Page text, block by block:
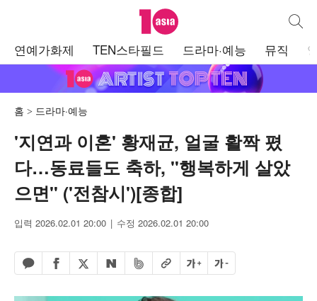
텐아시아 통합
연예가화제 TEN스타필드 드라마·예능 뮤직
홈 드라마·예능
'지연과 이혼' 황재균, 얼굴 활짝 폈
다…동료들도 축하, "행복하게 살았
으면" ('전참시')[종합]
입력 2026.02.01 20:00 수정 2026.02.01 20:00
카카오톡 공유하기
페이스북 공유하기
엑스 공유하기
네이버 공유하기
밴드 공유하기
URL복사글자 크게글자 작게